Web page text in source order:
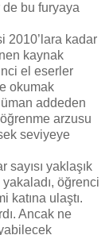
de bu furyaya
2010’lara kadar
kaynak
el eserler
okumak
addeden
arzusu
seviyeye
sayısı yaklaşık
öğrenci
katına ulaştı.
Ancak ne